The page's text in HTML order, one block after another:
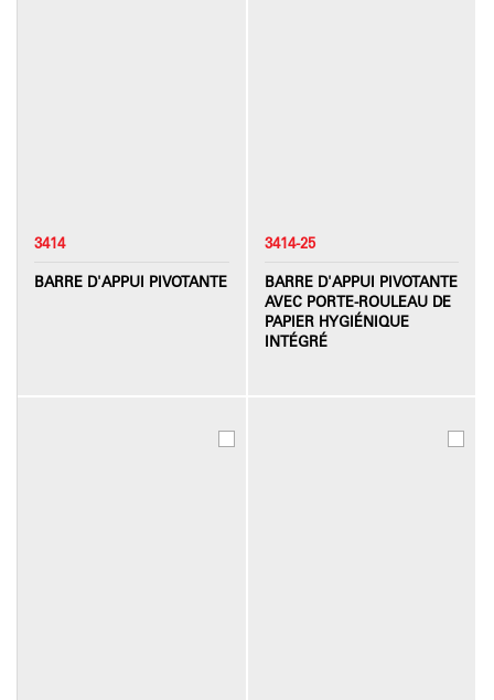
3414
BARRE D'APPUI PIVOTANTE
3414-25
BARRE D'APPUI PIVOTANTE
AVEC PORTE-ROULEAU DE
PAPIER HYGIÉNIQUE
INTÉGRÉ